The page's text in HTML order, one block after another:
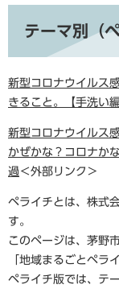
テーマ別（
新型コロナウイルス
きること。【手洗い編
新型コロナウイルス
かぜかな？コロナか
過 ＜外部リンク＞
ペライチとは、株式
す。
このページは、茅野
「地域まるごとペラ
ペライチ版では、テ